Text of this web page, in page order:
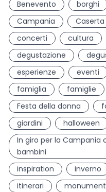
Benevento
borghi
Campania
Caserta
concerti
cultura
degustazione
esperienze
eventi
famiglia
famiglie
Festa della donna
giardini
halloween
In giro per la Campania
bambini
inspiration
inverno
itinerari